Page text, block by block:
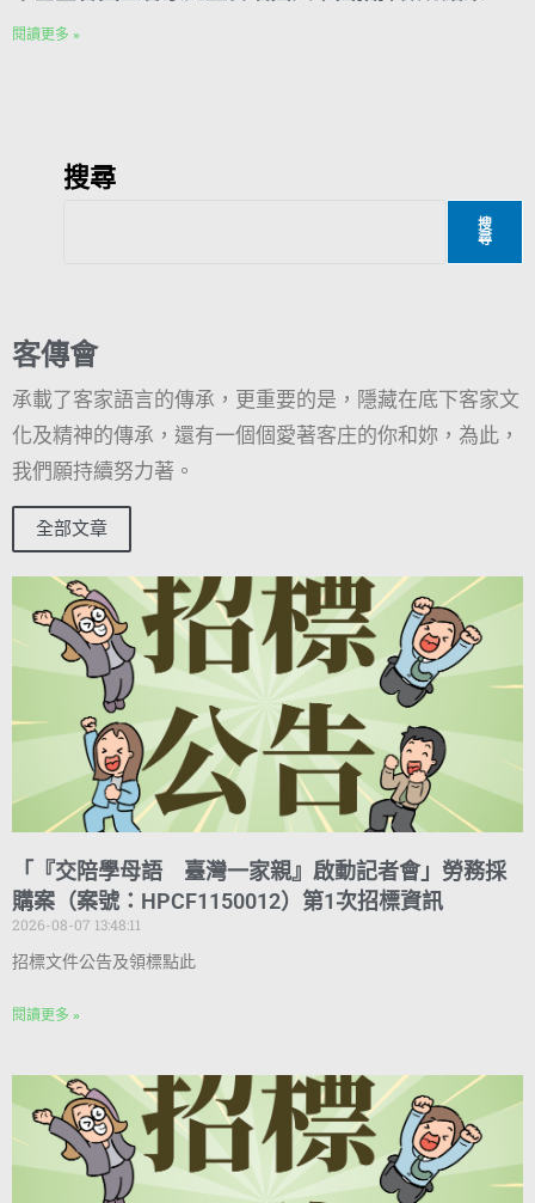
閱讀更多 »
搜尋
搜
尋
客傳會
承載了客家語言的傳承，更重要的是，隱藏在底下客家文
化及精神的傳承，還有一個個愛著客庄的你和妳，為此，
我們願持續努力著。
全部文章
「『交陪學母語 臺灣一家親』啟動記者會」勞務採
購案（案號：HPCF1150012）第1次招標資訊
2026-08-07 13:48:11
招標文件公告及領標點此
閱讀更多 »